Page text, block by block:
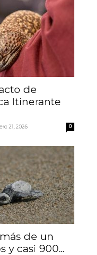
de
Itinerante
21, 2026 0
de un
y casi 900...